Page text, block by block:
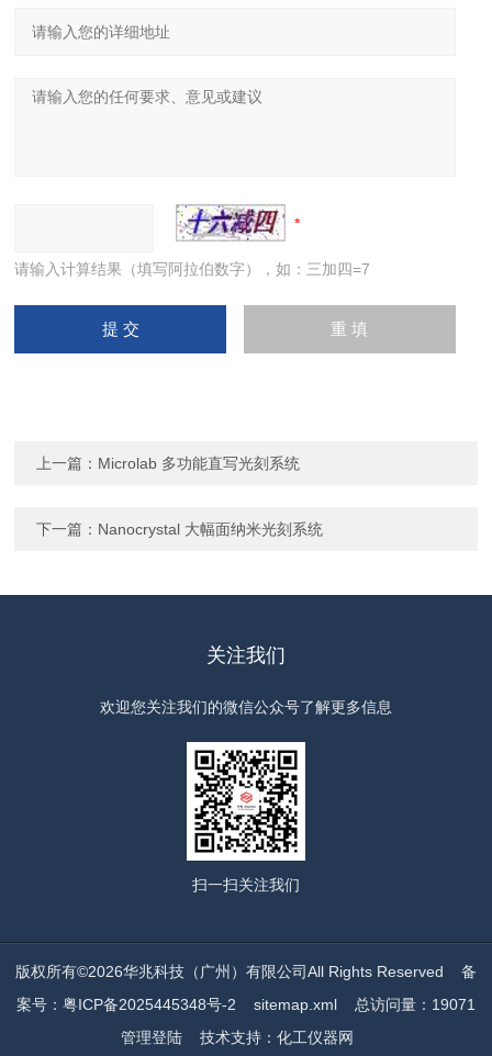
请输入计算结果（填写阿拉伯数字），如：三加四=7
上一篇： Microlab 多功能直写光刻系统
下一篇： Nanocrystal 大幅面纳米光刻系统
关注我们
欢迎您关注我们的微信公众号了解更多信息
扫一扫关注我们
版权所有©2026华兆科技（广州）有限公司All Rights Reserved 备
案号：粤ICP备2025445348号-2
sitemap.xml总访问量：19071
管理登陆技术支持： 化工仪器网